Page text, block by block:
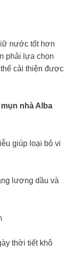
nước tốt hơn
phải lựa chọn
cải thiện được
nhà Alba
giúp loại bỏ vi
lượng dầu và
thời tiết khô